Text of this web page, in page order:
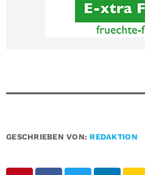
GESCHRIEBEN VON: REDAKTION